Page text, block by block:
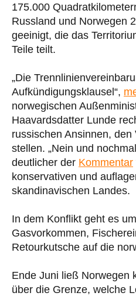
175.000
Russland und Norwegen
geeinigt, die das
Teile teilt.
„Die
Aufkündigungsklausel“,
norwegischen
Haavardsdatter Lunde
russischen Ansinnen, den
stellen. „Nein und
deutlicher der Kommentar
konservativen und
skandinavischen Landes.
In dem Konflikt geht es
Gasvorkommen,
Retourkutsche auf die
Ende Juni ließ Norwegen
über die Grenze, welche